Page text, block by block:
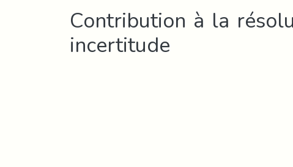
Contribution à la
incertitude